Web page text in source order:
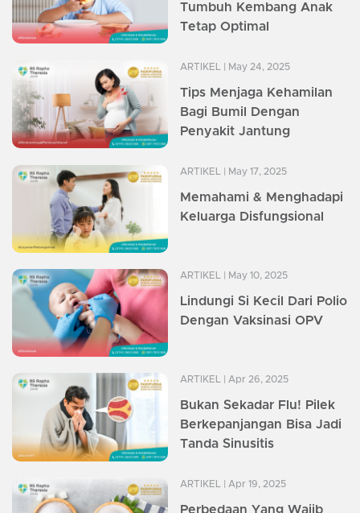
Tumbuh Kembang Anak
Tetap Optimal
ARTIKEL | May 24, 2025
Tips Menjaga Kehamilan
Bagi Bumil Dengan
Penyakit Jantung
ARTIKEL | May 17, 2025
Memahami & Menghadapi
Keluarga Disfungsional
ARTIKEL | May 10, 2025
Lindungi Si Kecil Dari Polio
Dengan Vaksinasi OPV
ARTIKEL | Apr 26, 2025
Bukan Sekadar Flu! Pilek
Berkepanjangan Bisa Jadi
Tanda Sinusitis
ARTIKEL | Apr 19, 2025
Perbedaan Yang Wajib